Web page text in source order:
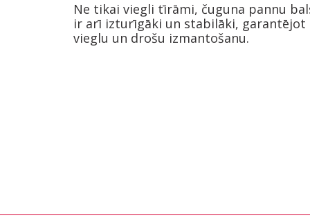
Ne tikai viegli tīrāmi, čuguna pannu
ir arī izturīgāki un stabilāki, garantējot
vieglu un drošu izmantošanu.